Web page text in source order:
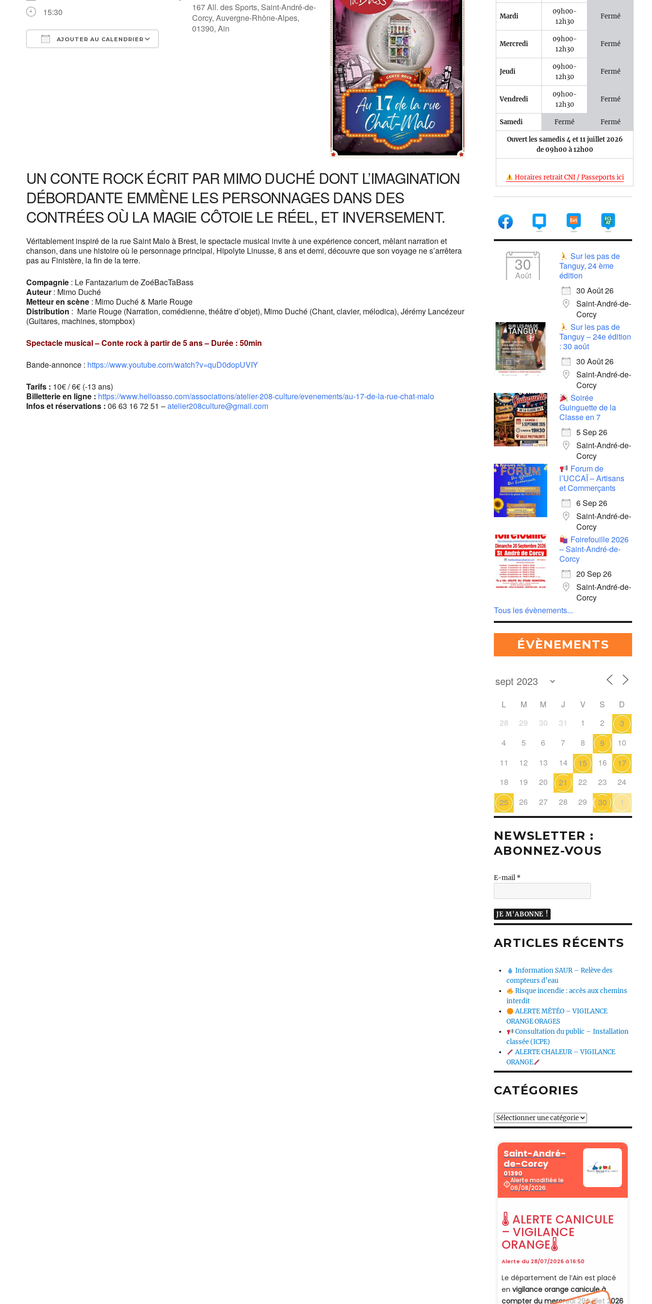
15:30
AJOUTER AU CALENDRIER
Office 365 Outlook Live
167 All. des Sports, Saint-André-de-
Corcy, Auvergne-Rhône-Alpes,
01390, Ain
UN CONTE ROCK ÉCRIT PAR MIMO DUCHÉ DONT L’IMAGINATION
DÉBORDANTE EMMÈNE LES PERSONNAGES DANS DES
CONTRÉES OÙ LA MAGIE CÔTOIE LE RÉEL, ET INVERSEMENT.
Véritablement inspiré de la rue Saint Malo à Brest, le spectacle musical invite à une expérience concert, mêlant narration et
chanson, dans une histoire où le personnage principal, Hipolyte Linusse, 8 ans et demi, découvre que son voyage ne s’arrêtera
pas au Finistère, la fin de la terre.
Compagnie: Le Fantazarium de ZoéBacTaBass
Auteur: Mimo Duché
Metteur en scène: Mimo Duché & Marie Rouge
Distribution : Marie Rouge (Narration, comédienne, théâtre d’objet), Mimo Duché (Chant, clavier, mélodica), Jérémy Lancézeur
(Guitares, machines, stompbox)
Spectacle musical – Conte rock à partir de 5 ans – Durée : 50min
Bande-annonce : https://www.youtube.com/watch?v=quD0dopUVIY
Tarifs : 10€ / 6€ (-13 ans)
Billetterie en ligne : https://www.helloasso.com/associations/atelier-208-culture/evenements/au-17-de-la-rue-chat-malo
Infos et réservations : 06 63 16 72 51 –atelier208culture@gmail.com
Mardi
09h00-
12h30
Fermé
Mercredi
09h00-
12h30
Fermé
Jeudi
09h00-
12h30
Fermé
Vendredi
09h00-
12h30
Fermé
Samedi Fermé Fermé
Ouvert les samedis 4 et 11 juillet 2026
de 09h00 à 12h00
Horaires retrait CNI / Passeports ici
30
Août
Sur les pas de
Tanguy, 24 ème
édition
30 Août 26
Saint-André-de-
Corcy
Sur les pas de
Tanguy – 24e édition
: 30 août
30 Août 26
Saint-André-de-
Corcy
Soirée
Guinguette de la
Classe en 7
5 Sep 26
Saint-André-de-
Corcy
Forum de
l’UCCAÏ – Artisans
et Commerçants
6 Sep 26
Saint-André-de-
Corcy
Foirefouille 2026
– Saint-André-de-
Corcy
20 Sep 26
Saint-André-de-
Corcy
Tous les évènements...
ÉVÈNEMENTS
L M M J V S
D
28
29 30 31 1 2
3
4
5 6 7 8 9
10
11
12 13 14 15 16
17
18
19 20 21 22 23
24
25
26 27 28 29 30 1
NEWSLETTER :
ABONNEZ-VOUS
E-mail *
ARTICLES RÉCENTS
Information SAUR – Relève des
compteurs d’eau
Risque incendie : accès aux chemins
interdit
ALERTE MÉTÉO – VIGILANCE
ORANGE ORAGES
Consultation du public – Installation
classée (ICPE)
ALERTE CHALEUR – VIGILANCE
ORANGE
CATÉGORIES
Catégories